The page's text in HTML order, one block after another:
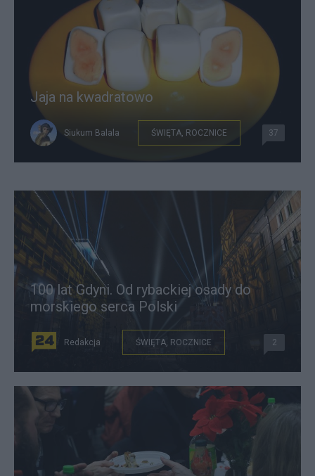
Jaja na kwadratowo
Siukum Balala ŚWIĘTA, ROCZNICE 37
100 lat Gdyni. Od rybackiej osady do
morskiego serca Polski
Redakcja ŚWIĘTA, ROCZNICE 2